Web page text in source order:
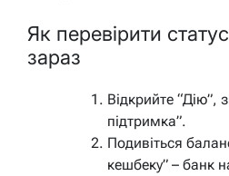
Як перевірити
зараз
Відкрийте “Дію”,
підтримка”.
Подивіться
кешбеку” – банк